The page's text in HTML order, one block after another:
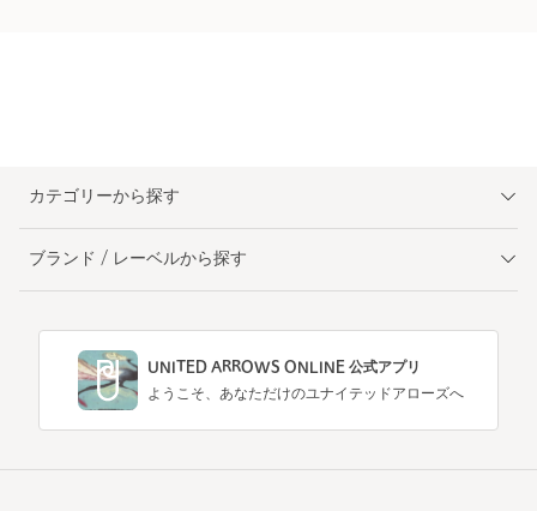
カテゴリーから探す
ブランド / レーベルから探す
UNITED ARROWS ONLINE 公式アプリ
ようこそ、あなただけのユナイテッドアローズへ